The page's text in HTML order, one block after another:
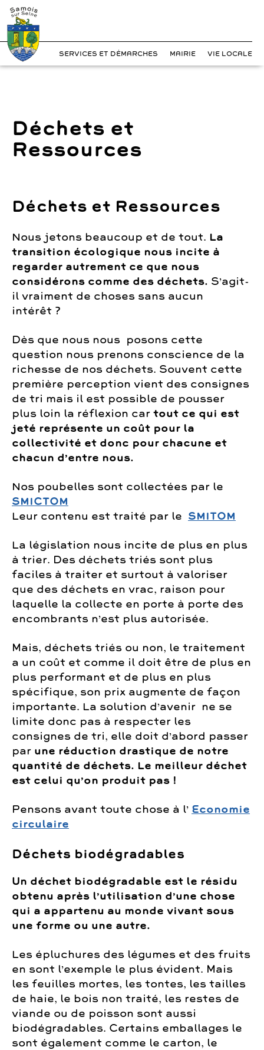
?>
Skip
to
content
SERVICES ET DÉMARCHES MAIRIE VIE LOCALE
Déchets et
Ressources
Déchets et Ressources
Nous jetons beaucoup et de tout. La
transition écologique nous incite à
regarder autrement ce que nous
considérons comme des déchets. S’agit-
il vraiment de choses sans aucun
intérêt ?
Dès que nous nous posons cette
question nous prenons conscience de la
richesse de nos déchets. Souvent cette
première perception vient des consignes
de tri mais il est possible de pousser
plus loin la réflexion car tout ce qui est
jeté représente un coût pour la
collectivité et donc pour chacune et
chacun d’entre nous.
Nos poubelles sont collectées par le
SMICTOM
Leur contenu est traité par le SMITOM
La législation nous incite de plus en plus
à trier. Des déchets triés sont plus
faciles à traiter et surtout à valoriser
que des déchets en vrac, raison pour
laquelle la collecte en porte à porte des
encombrants n’est plus autorisée.
Mais, déchets triés ou non, le traitement
a un coût et comme il doit être de plus en
plus performant et de plus en plus
spécifique, son prix augmente de façon
importante. La solution d’avenir ne se
limite donc pas à respecter les
consignes de tri, elle doit d’abord passer
par une réduction drastique de notre
quantité de déchets. Le meilleur déchet
est celui qu’on produit pas !
Pensons avant toute chose à l’ Economie
circulaire
Déchets biodégradables
Un déchet biodégradable est le résidu
obtenu après l’utilisation d’une chose
qui a appartenu au monde vivant sous
une forme ou une autre.
Les épluchures des légumes et des fruits
en sont l’exemple le plus évident. Mais
les feuilles mortes, les tontes, les tailles
de haie, le bois non traité, les restes de
viande ou de poisson sont aussi
biodégradables. Certains emballages le
sont également comme le carton, le
Cookies management panel